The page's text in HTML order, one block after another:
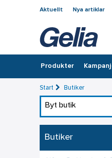
Aktuellt Nya artiklar
Produkter
Start Butiker
Byt butik
Butiker